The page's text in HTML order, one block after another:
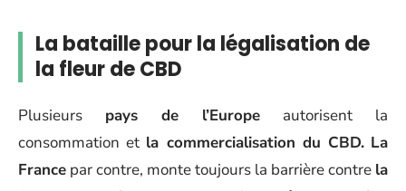
La bataille pour la légalisation de
la fleur de CBD
Plusieurs pays de l’Europe autorisent la
consommation et la commercialisation du CBD. La
France par contre, monte toujours la barrière contre la